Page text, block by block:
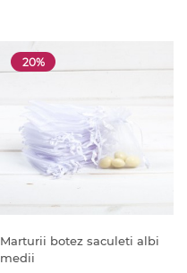
20%
Marturii botez saculeti albi
medii